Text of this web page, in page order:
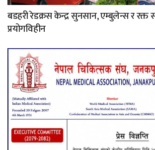
बडहरी रेडक्रस केन्द्र सुनसान, एम्बुलेन्स र
प्रयोगविहीन